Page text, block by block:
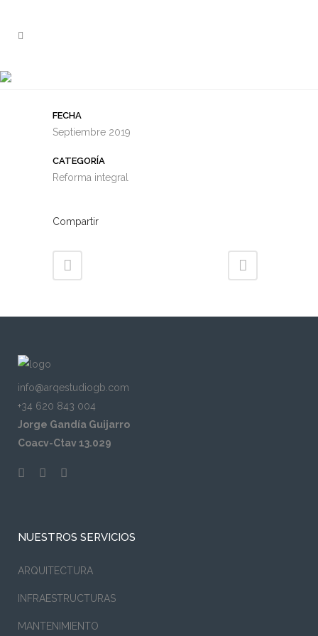
FECHA
Septiembre 2019
CATEGORÍA
Reforma integral
Compartir
info@arqestudiogb.com
+34 620 843 004
Jorge Gandía Guijarro
Coacv-Ctav 13.029
NUESTROS SERVICIOS
ARQUITECTURA
INFRAESTRUCTURAS
MANTENIMIENTO